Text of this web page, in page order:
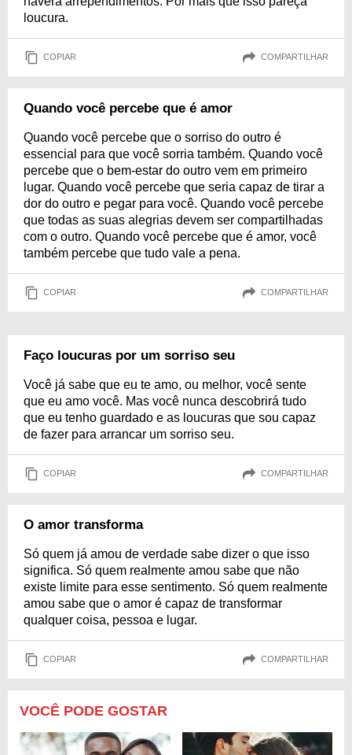
loucura.
COPIAR COMPARTILHAR
Quando você percebe que é amor
Quando você percebe que o sorriso do outro é
essencial para que você sorria também. Quando você
percebe que o bem-estar do outro vem em primeiro
lugar. Quando você percebe que seria capaz de tirar a
dor do outro e pegar para você. Quando você percebe
que todas as suas alegrias devem ser compartilhadas
com o outro. Quando você percebe que é amor, você
também percebe que tudo vale a pena.
COPIAR COMPARTILHAR
Faço loucuras por um sorriso seu
Você já sabe que eu te amo, ou melhor, você sente
que eu amo você. Mas você nunca descobrirá tudo
que eu tenho guardado e as loucuras que sou capaz
de fazer para arrancar um sorriso seu.
COPIAR COMPARTILHAR
O amor transforma
Só quem já amou de verdade sabe dizer o que isso
significa. Só quem realmente amou sabe que não
existe limite para esse sentimento. Só quem realmente
amou sabe que o amor é capaz de transformar
qualquer coisa, pessoa e lugar.
COPIAR COMPARTILHAR
VOCÊ PODE GOSTAR